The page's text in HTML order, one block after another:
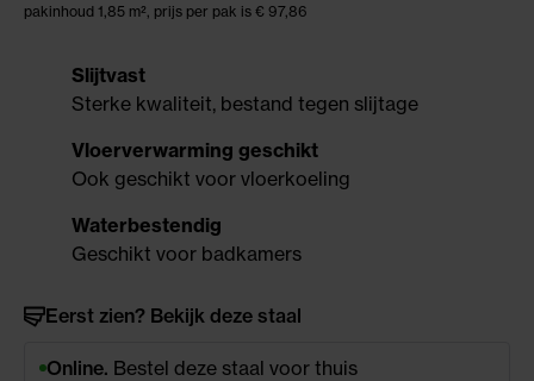
pakinhoud 1,85 m², prijs per pak is € 97,86
Slijtvast
Sterke kwaliteit, bestand tegen slijtage
Vloerverwarming geschikt
Ook geschikt voor vloerkoeling
Waterbestendig
Geschikt voor badkamers
Eerst zien? Bekijk deze staal
Online. Bestel deze staal voor thuis